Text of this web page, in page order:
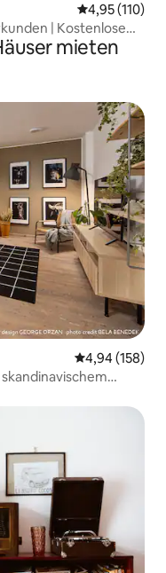
4,95 (110)
| Kostenlose
mieten
4,94 (158)